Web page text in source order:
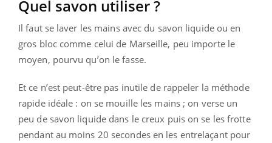
Quel savon utiliser ?
Il faut se laver les mains avec du savon liquide ou en
gros bloc comme celui de Marseille, peu importe le
moyen, pourvu qu’on le fasse.
Et ce n’est peut-être pas inutile de rappeler la méthode
rapide idéale : on se mouille les mains ; on verse un
peu de savon liquide dans le creux puis on se les frotte
pendant au moins 20 secondes en les entrelaçant pour